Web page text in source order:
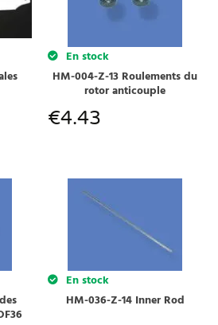
En stock
HM-004-Z-13 Roulements du
rotor anticouple
€4.43
En stock
HM-036-Z-14 Inner Rod